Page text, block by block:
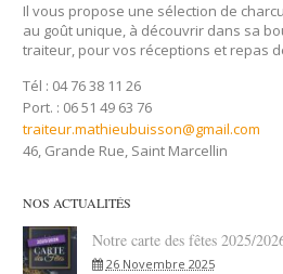
Il vous propose une sélection de
au goût unique, à découvrir dans sa
traiteur, pour vos réceptions et repas
Tél : 04 76 38 11 26
Port. : 06 51 49 63 76
traiteur.mathieubuisson@gmail.com
46, Grande Rue, Saint Marcellin
NOS ACTUALITÉS
Notre carte des fêtes 2025/
26 Novembre 2025